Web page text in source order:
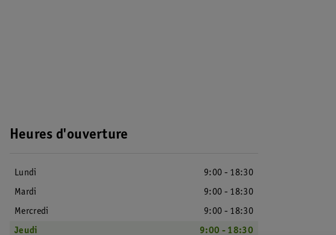
Heures d'ouverture
Lundi
9:00 - 18:30
Mardi
9:00 - 18:30
Mercredi
9:00 - 18:30
Jeudi
9:00 - 18:30